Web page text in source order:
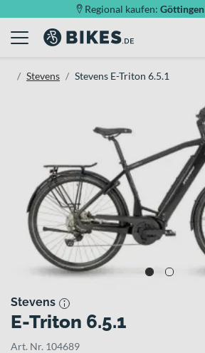
Regional kaufen: Göttingen
Stevens Stevens E-Triton 6.5.1
Stevens
E-Triton 6.5.1
Art. Nr. 104689